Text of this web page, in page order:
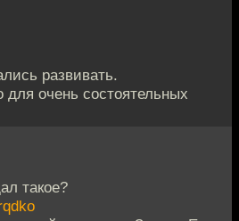
развивать.
для очень состоятельных
такое?